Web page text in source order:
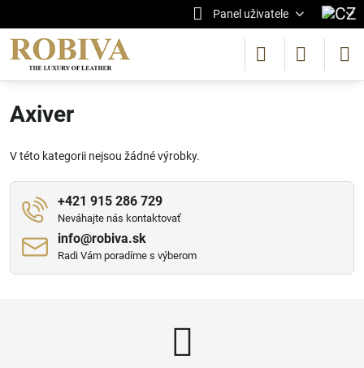
Panel uživatele
Axiver
V této kategorii nejsou žádné výrobky.
+421 915 286 729
Neváhajte nás kontaktovať
info​@robiva​.sk
Radi Vám poradíme s výberom